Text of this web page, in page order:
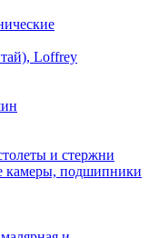
Loffrey
и стержни
камеры, подшипники